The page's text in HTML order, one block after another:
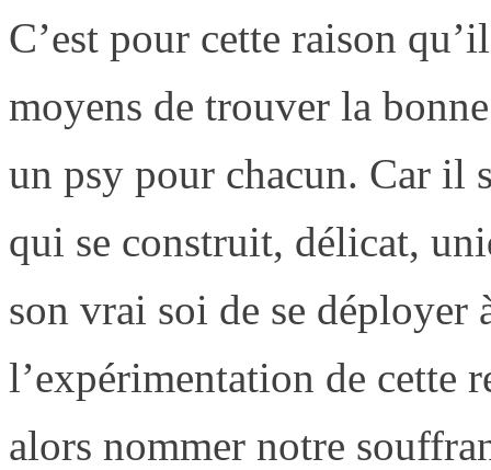
C’est pour cette raison
moyens de trouver la
un psy pour chacun. Car il
qui se construit, délicat,
son vrai soi de se déployer
l’expérimentation de cette
alors nommer notre